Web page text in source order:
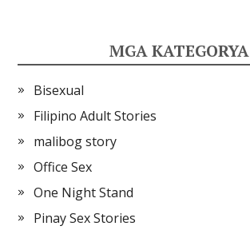
MGA KATEGORYA
Bisexual
Filipino Adult Stories
malibog story
Office Sex
One Night Stand
Pinay Sex Stories